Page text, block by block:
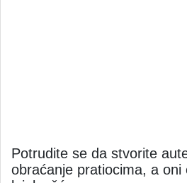
Potrudite se da stvorite
obraćanje pratiocima, a oni